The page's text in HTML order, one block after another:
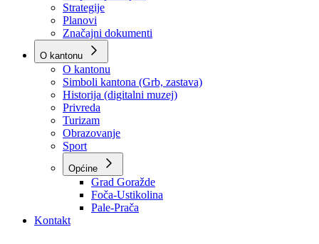
Poslovnik
Program rada Vlade
Ekspoze premijera
Strategije
Planovi
Značajni dokumenti
O kantonu
O kantonu
Simboli kantona (Grb, zastava)
Historija (digitalni muzej)
Privreda
Turizam
Obrazovanje
Sport
Općine